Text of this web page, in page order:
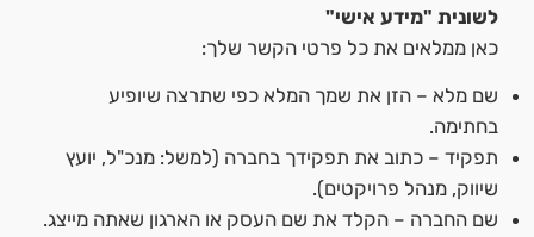
לשונית "מידע אישי"
כאן ממלאים את כל פרטי הקשר שלך:
שם מלא – הזן את שמך המלא כפי שתרצה שיופיע
בחתימה.
תפקיד – כתוב את תפקידך בחברה (למשל: מנכ"ל, יועץ
שיווק, מנהל פרויקטים).
שם החברה – הקלד את שם העסק או הארגון שאתה מייצג.